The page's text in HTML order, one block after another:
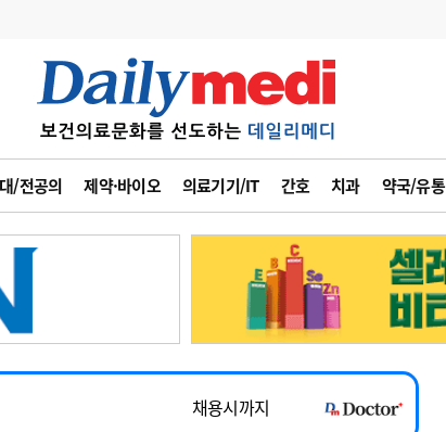
/전공의 제약·바이오 의료기기/IT 간호 치과 약국/유통
6
관리급여 실시
지필공 지원책
수련환경 개선
의과대학 입시
사고
수첩
정책/통계 공시
~2026-08-31
채용시까지
채용시까지